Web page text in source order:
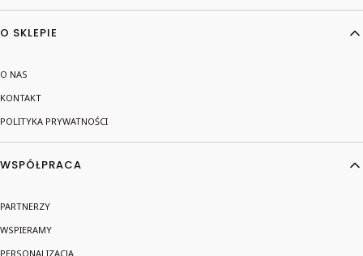
O SKLEPIE
O NAS
KONTAKT
POLITYKA PRYWATNOŚCI
WSPÓŁPRACA
PARTNERZY
WSPIERAMY
PERSONALIZACJA